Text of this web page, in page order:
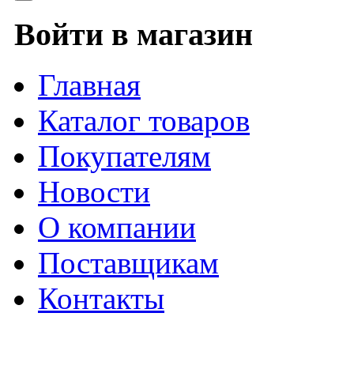
Войти в магазин
Главная
Каталог товаров
Покупателям
Новости
О компании
Поставщикам
Контакты